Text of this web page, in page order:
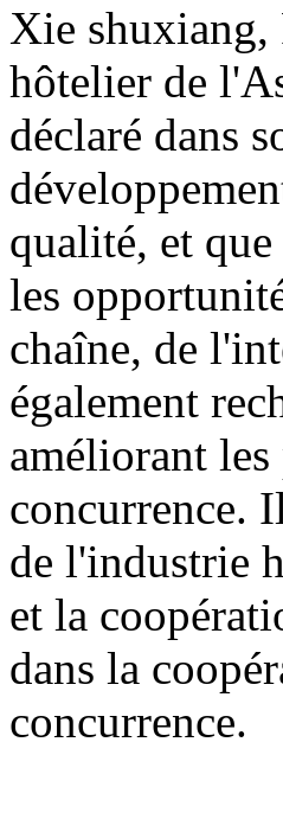
Xie shuxiang,
hôtelier de
déclaré dans
qualité, et
les
chaîne, de
également
améliorant
concurrence.
de l'industrie
et la
dans la
concurrence.